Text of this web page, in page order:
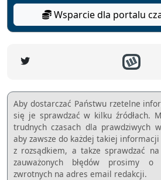
Wsparcie dla portalu
Aby dostarczać Państwu rzetelne
się je sprawdzać w kilku źródłach.
trudnych czasach dla prawdziwych
aby zawsze do każdej takiej
z rozsądkiem, a takze sprawdzać
zauważonych błędów prosimy o
zwrotnych na adres email redakcji.